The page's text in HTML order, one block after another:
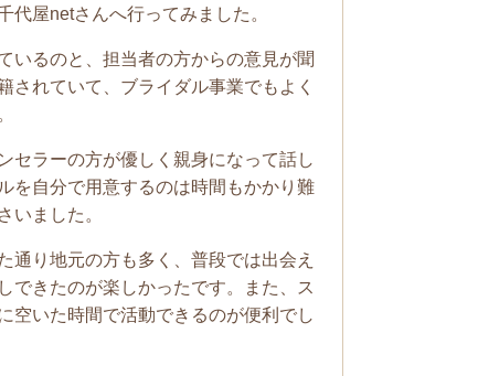
屋netさんへ行ってみました。
いるのと、担当者の方からの意見が聞
されていて、ブライダル事業でもよく
セラーの方が優しく親身になって話し
を自分で用意するのは時間もかかり難
いました。
通り地元の方も多く、普段では出会え
できたのが楽しかったです。また、ス
空いた時間で活動できるのが便利でし